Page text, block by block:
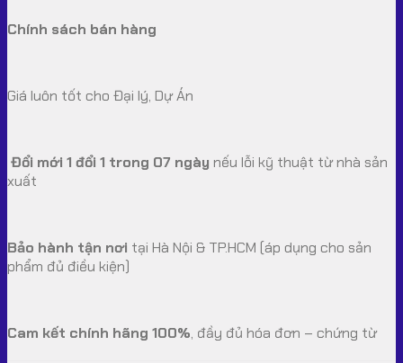
Chính sách bán hàng
Giá luôn tốt cho Đại lý, Dự Án
Đổi mới 1 đổi 1 trong 07 ngày nếu lỗi kỹ thuật từ nhà sản
xuất
Bảo hành tận nơi tại Hà Nội & TP.HCM (áp dụng cho sản
phẩm đủ điều kiện)
Cam kết chính hãng 100%, đầy đủ hóa đơn – chứng từ